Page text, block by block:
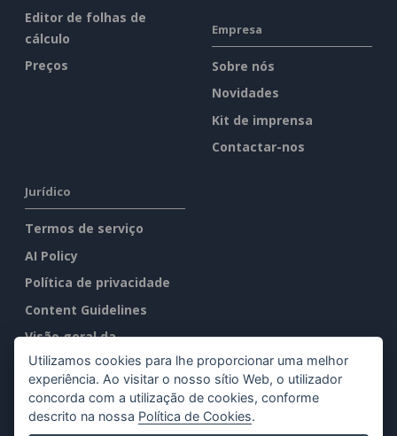
Editor de folhas de
cálculo
Preços
Empresa
Sobre nós
Novidades
Kit de imprensa
Contactar-nos
Jurídico
Termos de serviço
AI Policy
Política de privacidade
Content Guidelines
Visão geral da
segurança
Denunciar abuso
Utilizamos cookies para lhe proporcionar uma melhor
experiência. Ao visitar o nosso sítio Web, o utilizador
concorda com a utilização de cookies, conforme
descrito na nossa Política de Cookies.